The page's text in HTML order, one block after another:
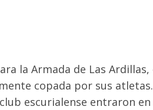
la Armada de Las Ardillas,
copada por sus atletas.
escurialense entraron en